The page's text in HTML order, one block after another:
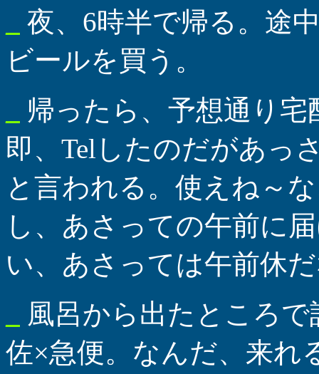
夜、6時半で帰る。途
ビールを買う。
帰ったら、予想通り
即、Telしたのだがあっ
と言われる。使えね～
し、あさっての午前に
い、あさっては午前休
風呂から出たところ
佐×急便。なんだ、来れ